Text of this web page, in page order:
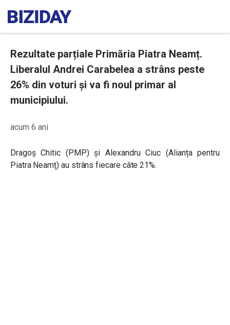
Rezultate parțiale Primăria Piatra Neamț.
Liberalul Andrei Carabelea a strâns peste
26% din voturi și va fi noul primar al
municipiului.
acum 6 ani
Dragoș Chitic (PMP) și Alexandru Ciuc (Alianța pentru
Piatra Neamț) au strâns fiecare câte 21%.